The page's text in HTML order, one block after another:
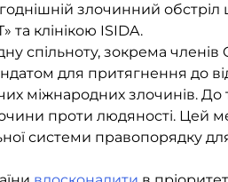
злочинний обстріл
клінікою ISIDA.
спільноту, зокрема членів
для притягнення до
міжнародних злочинів. До
проти людяності. Цей
системи правопорядку